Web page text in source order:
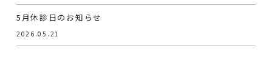
5月休診日のお知らせ
2026.05.21